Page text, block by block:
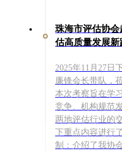
珠海市评估协
估高质量发展新
2025年11月27日
廉锋会长带队，
本次考察旨在学
竞争、机构规范
两地评估行业的
下重点内容进行
制：介绍了我协